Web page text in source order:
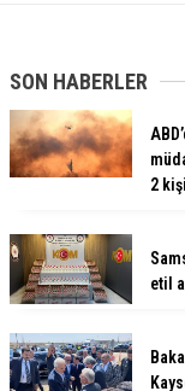
SON HABERLER
2
etil